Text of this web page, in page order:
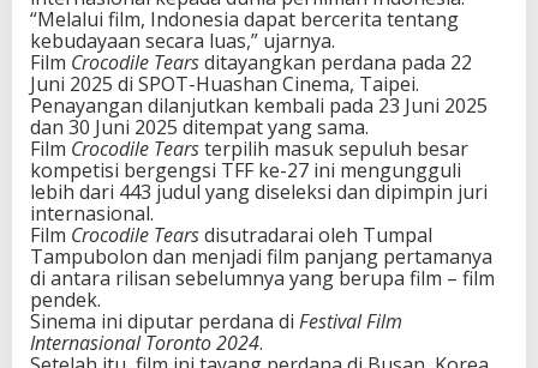
“Melalui film, Indonesia dapat bercerita tentang
kebudayaan secara luas,” ujarnya.
Film Crocodile Tearsditayangkan perdana pada 22
Juni 2025 di SPOT-Huashan Cinema, Taipei.
Penayangan dilanjutkan kembali pada 23 Juni 2025
dan 30 Juni 2025 ditempat yang sama.
Film Crocodile Tearsterpilih masuk sepuluh besar
kompetisi bergengsi TFF ke-27 ini mengungguli
lebih dari 443 judul yang diseleksi dan dipimpin juri
internasional.
Film Crocodile Tearsdisutradarai oleh Tumpal
Tampubolon dan menjadi film panjang pertamanya
di antara rilisan sebelumnya yang berupa film – film
pendek.
Sinema ini diputar perdana di Festival Film
Internasional Toronto 2024.